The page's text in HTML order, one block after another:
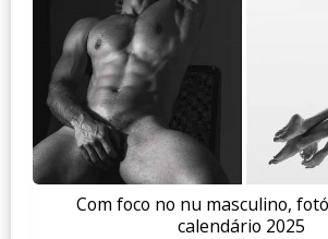
Com foco no nu masculino,
calendário 2025